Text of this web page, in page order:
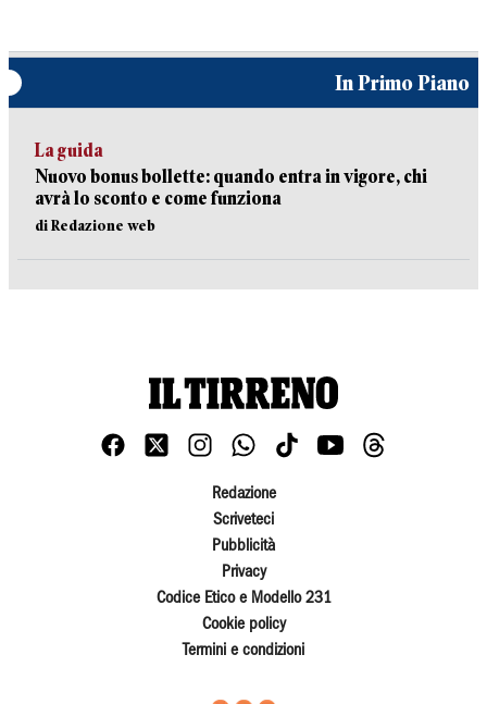
In Primo Piano
La guida
Nuovo bonus bollette: quando entra in vigore, chi
avrà lo sconto e come funziona
di Redazione web
Redazione
Scriveteci
Pubblicità
Privacy
Codice Etico e Modello 231
Cookie policy
Termini e condizioni